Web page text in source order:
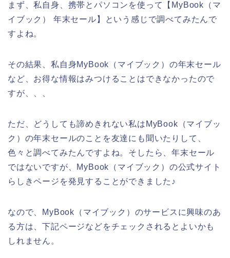
まず、私自身、携帯とパソコンを使って【MyBook（マ
イブック） 年末セール】という感じで調べてみたんで
すよね。
その結果、私自身MyBook（マイブック）の年末セール
など、お得な情報はみつけることはできなかったので
すが、、、
ただ、どうしても諦めきれない私はMyBook（マイブッ
ク）の年末セールのことを友達にも聞いたりして、
色々と調べてみたんですよね。そしたら、年末セール
ではないですが、MyBook（マイブック）の公式サイト
らしきページを発見することができました♪
なので、MyBook（マイブック）のサービスに興味のあ
る方は、下記ページなどをチェックされるとよいかも
しれません。